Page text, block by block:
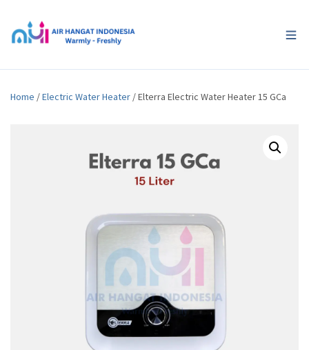
Home /Electric Water Heater / Elterra Electric Water Heater 15 GCa